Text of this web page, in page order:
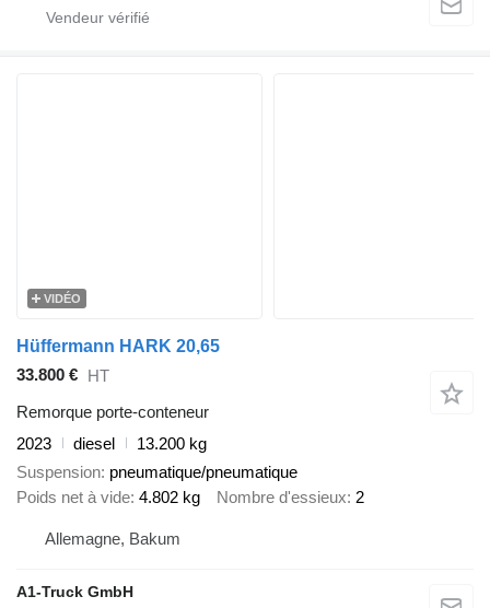
VIDÉO
Hüffermann HARK 20,65
33.800 € HT
Remorque porte-conteneur
2023
diesel
13.200 kg
Suspension pneumatique/pneumatique
Poids net à vide 4.802 kg Nombre d'essieux 2
Allemagne, Bakum
A1-Truck GmbH